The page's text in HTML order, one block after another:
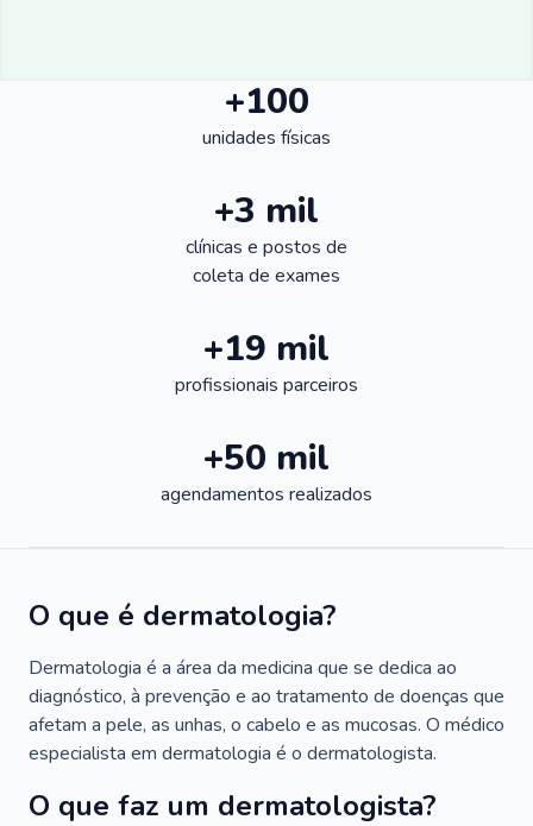
+100
unidades físicas
+3 mil
clínicas e postos de
coleta de exames
+19 mil
profissionais parceiros
+50 mil
agendamentos realizados
O que é dermatologia?
Dermatologia é a área da medicina que se dedica ao
diagnóstico, à prevenção e ao tratamento de doenças que
afetam a pele, as unhas, o cabelo e as mucosas. O médico
especialista em dermatologia é o dermatologista.
O que faz um dermatologista?